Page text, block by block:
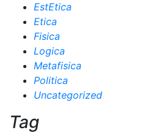
EstEtica
Etica
Fisica
Logica
Metafisica
Politica
Uncategorized
Tag